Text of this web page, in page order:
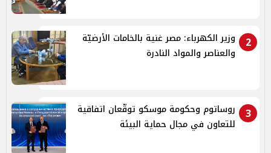
2
وزير الكهرباء: مصر غنية بالخامات الأرضيّة
والعناصر والمواد النادرة
3
روساتوم وحكومة موسكو توقّعان اتفاقية
للتعاون في مجال حماية البيئة